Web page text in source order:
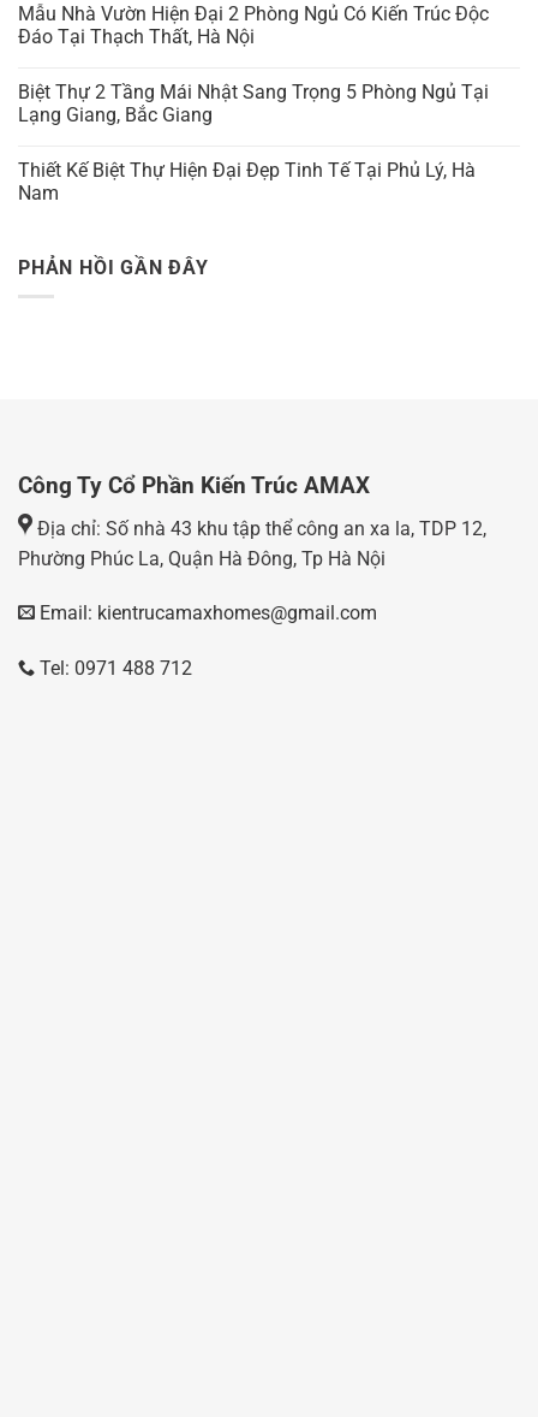
Mẫu Nhà Vườn Hiện Đại 2 Phòng Ngủ Có Kiến Trúc Độc
Đáo Tại Thạch Thất, Hà Nội
Biệt Thự 2 Tầng Mái Nhật Sang Trọng 5 Phòng Ngủ Tại
Lạng Giang, Bắc Giang
Thiết Kế Biệt Thự Hiện Đại Đẹp Tinh Tế Tại Phủ Lý, Hà
Nam
PHẢN HỒI GẦN ĐÂY
Công Ty Cổ Phần Kiến Trúc AMAX
Địa chỉ: Số nhà 43 khu tập thể công an xa la, TDP 12,
Phường Phúc La, Quận Hà Đông, Tp Hà Nội
Email: kientrucamaxhomes@gmail.com
Tel: 0971 488 712